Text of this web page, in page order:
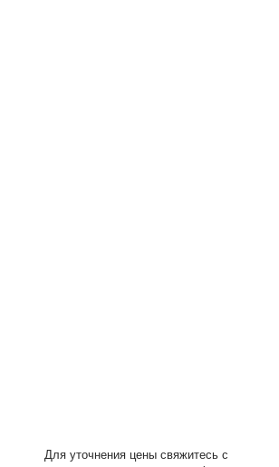
Для уточнения цены свяжитесь с